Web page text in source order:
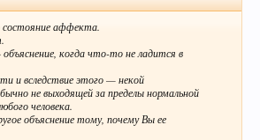
аффекта.
когда что-то не ладится в
и вследствие этого — некой
не выходящей за пределы нормальной
человека.
объяснение тому, почему Вы ее